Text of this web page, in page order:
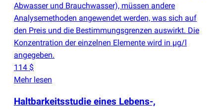
Abwasser und Brauchwasser), müssen andere
Analysemethoden angewendet werden, was sich auf
den Preis und die Bestimmungsgrenzen auswirkt. Die
Konzentration der einzelnen Elemente wird in µg/l
angegeben.
114 $
Mehr lesen
Haltbarkeitsstudie eines Lebens-,